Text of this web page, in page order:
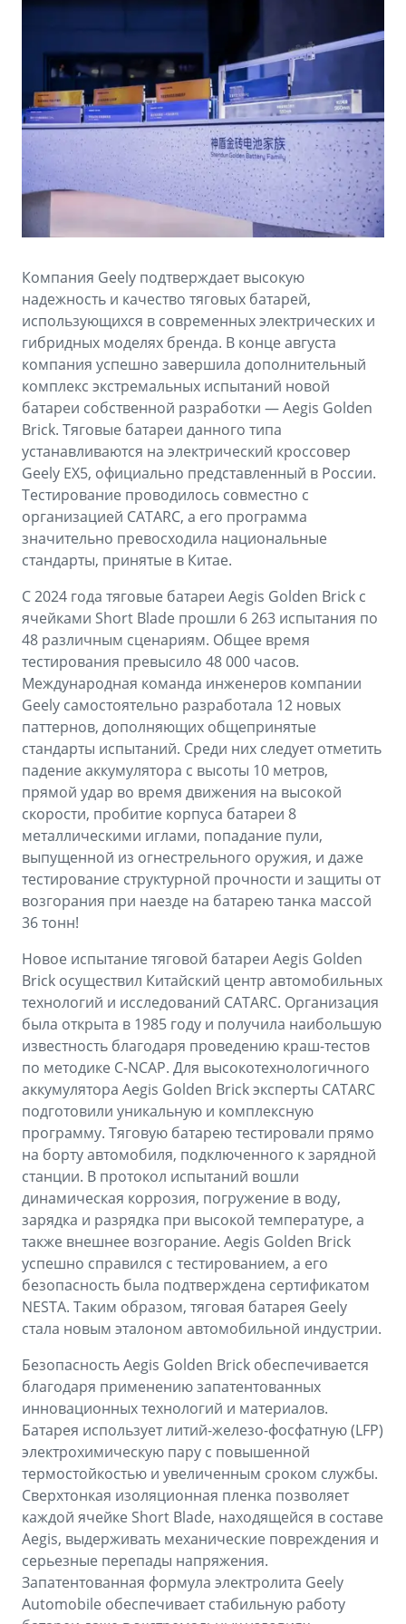
OKAVANGO
от 3 429 990 ₽*
MONJARO
от 4 349 990 ₽*
PREFACE GEELY EX5
от 3 769 990 ₽*
Аксессуары
ФИНАНСЫ И УСЛУГИ
Автокредит
Расчет КАСКО
Страхование
Советы по эксплуатации
ПОДДЕРЖКА
Помощь на дорогах
Гарантия Geely
Сервисная книжка
Компания Geely подтверждает высокую
надежность и качество тяговых батарей,
использующихся в современных электрических и
гибридных моделях бренда. В конце августа
компания успешно завершила дополнительный
комплекс экстремальных испытаний новой
батареи собственной разработки — Aegis Golden
Brick. Тяговые батареи данного типа
устанавливаются на электрический кроссовер
Geely EX5, официально представленный в России.
Тестирование проводилось совместно с
организацией CATARC, а его программа
значительно превосходила национальные
стандарты, принятые в Китае.
С 2024 года тяговые батареи Aegis Golden Brick с
ячейками Short Blade прошли 6 263 испытания по
48 различным сценариям. Общее время
тестирования превысило 48 000 часов.
Международная команда инженеров компании
Geely самостоятельно разработала 12 новых
паттернов, дополняющих общепринятые
стандарты испытаний. Среди них следует отметить
падение аккумулятора с высоты 10 метров,
прямой удар во время движения на высокой
скорости, пробитие корпуса батареи 8
металлическими иглами, попадание пули,
выпущенной из огнестрельного оружия, и даже
тестирование структурной прочности и защиты от
возгорания при наезде на батарею танка массой
36 тонн!
Новое испытание тяговой батареи Aegis Golden
Brick осуществил Китайский центр автомобильных
технологий и исследований CATARC. Организация
была открыта в 1985 году и получила наибольшую
известность благодаря проведению краш-тестов
по методике C-NCAP. Для высокотехнологичного
аккумулятора Aegis Golden Brick эксперты CATARC
подготовили уникальную и комплексную
программу. Тяговую батарею тестировали прямо
на борту автомобиля, подключенного к зарядной
станции. В протокол испытаний вошли
динамическая коррозия, погружение в воду,
зарядка и разрядка при высокой температуре, а
также внешнее возгорание. Aegis Golden Brick
успешно справился с тестированием, а его
безопасность была подтверждена сертификатом
NESTA. Таким образом, тяговая батарея Geely
стала новым эталоном автомобильной индустрии.
Безопасность Aegis Golden Brick обеспечивается
благодаря применению запатентованных
инновационных технологий и материалов.
Батарея использует литий-железо-фосфатную (LFP)
электрохимическую пару с повышенной
термостойкостью и увеличенным сроком службы.
Сверхтонкая изоляционная пленка позволяет
каждой ячейке Short Blade, находящейся в составе
Aegis, выдерживать механические повреждения и
серьезные перепады напряжения.
Запатентованная формула электролита Geely
Automobile обеспечивает стабильную работу